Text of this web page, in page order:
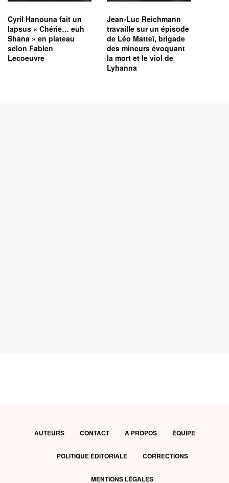
Cyril Hanouna fait un
lapsus « Chérie… euh
Shana » en plateau
selon Fabien
Lecoeuvre
Jean-Luc Reichmann
travaille sur un épisode
de Léo Matteï, brigade
des mineurs évoquant
la mort et le viol de
Lyhanna
AUTEURS CONTACT À PROPOS ÉQUIPE
POLITIQUE ÉDITORIALE CORRECTIONS
MENTIONS LÉGALES